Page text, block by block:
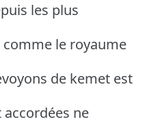
les plus
le royaume
de kemet est
ne